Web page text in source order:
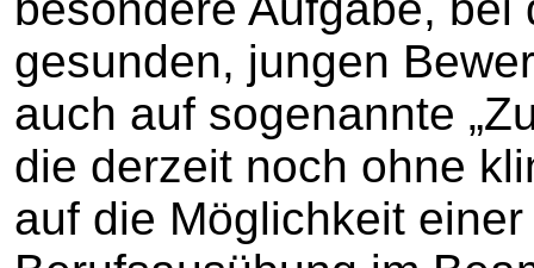
gesunden, jungen
auch auf sogenannte
die derzeit noch ohne
auf die Möglichkeit